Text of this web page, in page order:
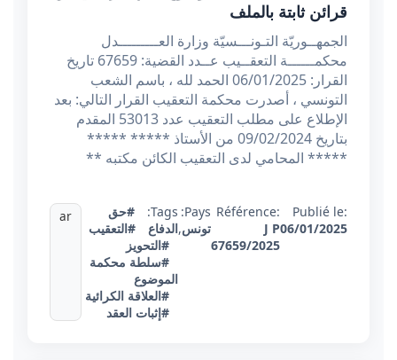
قرائن ثابتة بالملف
الجمهــوريّة التـونـــسيّة وزارة العـــــــــدل
محكمــــــة التعقــيب عــدد القضية: 67659 تاريخ
القرار: 06/01/2025 الحمد لله ، باسم الشعب
التونسي ، أصدرت محكمة التعقيب القرار التالي: بعد
الإطلاع على مطلب التعقيب عدد 53013 المقدم
بتاريخ 09/02/2024 من الأستاذ ***** *****
***** المحامي لدى التعقيب الكائن مكتبه **
Publié le:
06/01/2025
Référence:
J P
67659/2025
Pays:
تونس,
Tags:
#حق
الدفاع
#التعقيب
#التحويز
#سلطة محكمة
الموضوع
#العلاقة الكرائية
#إثبات العقد
ar